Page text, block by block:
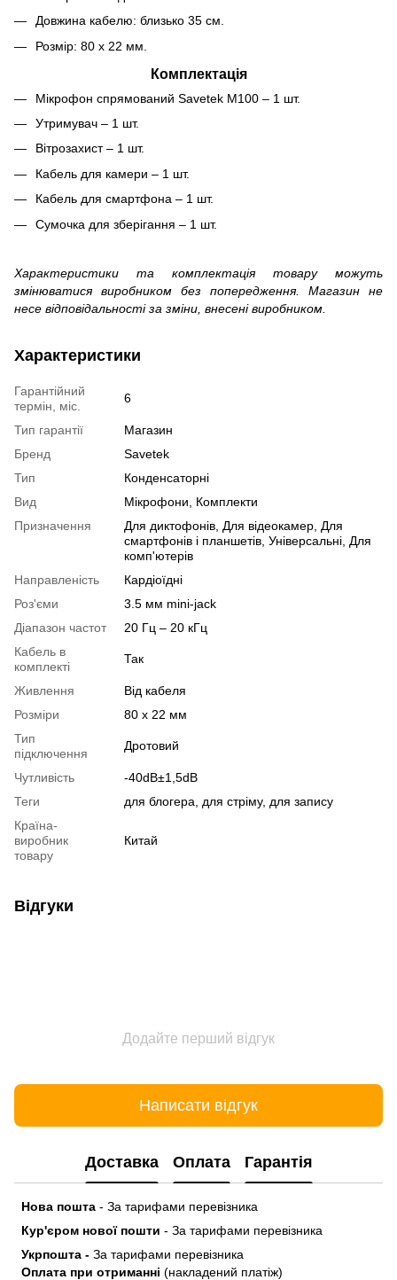
Довжина кабелю: близько 35 см.
Розмір: 80 х 22 мм.
Комплектація
Мікрофон спрямований Savetek M100 – 1 шт.
Утримувач – 1 шт.
Вітрозахист – 1 шт.
Кабель для камери – 1 шт.
Кабель для смартфона – 1 шт.
Сумочка для зберігання – 1 шт.
Характеристики та комплектація товару можуть
змінюватися виробником без попередження. Магазин не
несе відповідальності за зміни, внесені виробником.
Характеристики
Гарантійний
термін, міс.
6
Тип гарантії
Магазин
Бренд
Savetek
Тип
Конденсаторні
Вид
Мікрофони, Комплекти
Призначення
Для диктофонів, Для відеокамер, Для
смартфонів і планшетів, Універсальні, Для
комп'ютерів
Направленість
Кардіоїдні
Роз'єми
3.5 мм mini-jack
Діапазон частот
20 Гц – 20 кГц
Кабель в
комплекті
Так
Живлення
Від кабеля
Розміри
80 х 22 мм
Тип
підключення
Дротовий
Чутливість
-40dB±1,5dB
Теги
для блогера, для стріму, для запису
Країна-
виробник
товару
Китай
Відгуки
Додайте перший відгук
Написати відгук
Доставка Оплата Гарантія
Нова пошта - За тарифами перевізника
Кур'єром нової пошти - За тарифами перевізника
Укрпошта - За тарифами перевізника
Оплата при отриманні (накладений платіж)